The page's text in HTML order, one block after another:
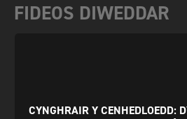
FIDEOS DIWEDDAR
CYNGHRAIR Y CENHEDLOEDD: